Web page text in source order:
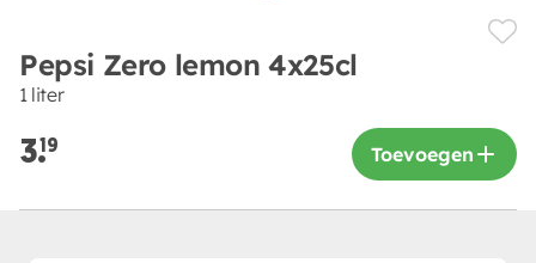
Pepsi Zero lemon 4x25cl
1 liter
3.19 Toevoegen